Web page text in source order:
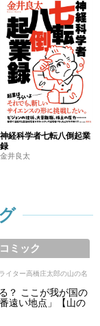
神経科学者七転八倒起業
録
金井良太
コミック
イター高橋庄太郎の山の名
？ ここが我が国の
遠い地点」【山の